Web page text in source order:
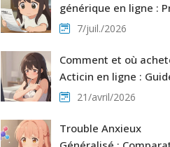
générique en ligne :
disponibilité et options
7/juil./2026
Comment et où
Acticin en ligne :
complet 2026
21/avril/2026
Trouble Anxieux